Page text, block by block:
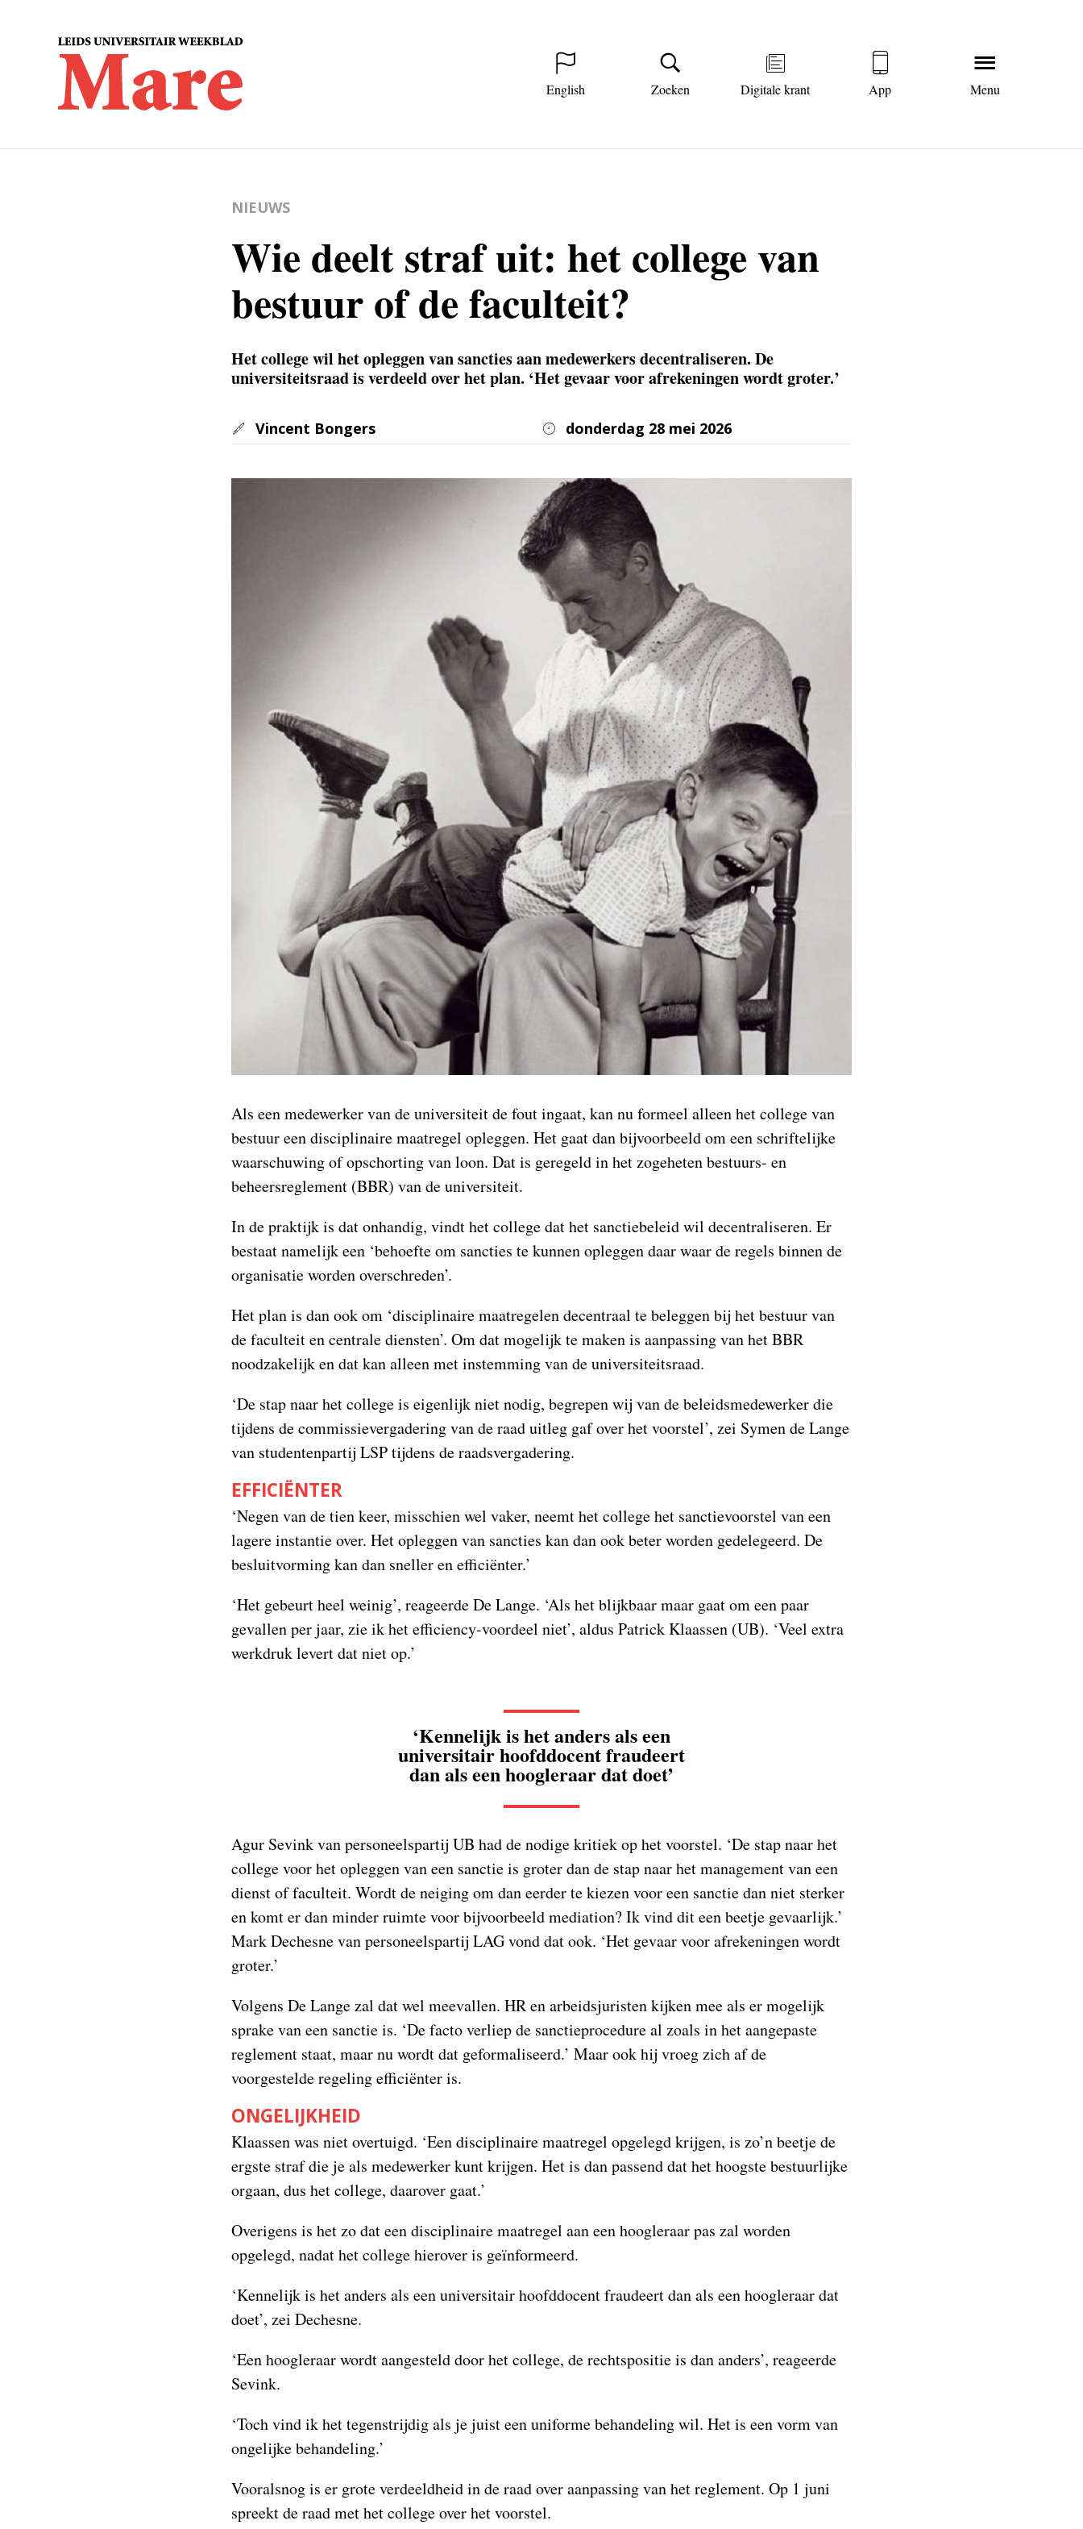
English Zoeken Digitale krant App Menu
NIEUWS
Wie deelt straf uit: het college van
bestuur of de faculteit?
Het college wil het opleggen van sancties aan medewerkers decentraliseren. De
universiteitsraad is verdeeld over het plan. ‘Het gevaar voor afrekeningen wordt groter.’
Vincent Bongers donderdag 28 mei 2026
Als een medewerker van de universiteit de fout ingaat, kan nu formeel alleen het college van
bestuur een disciplinaire maatregel opleggen. Het gaat dan bijvoorbeeld om een schriftelijke
waarschuwing of opschorting van loon. Dat is geregeld in het zogeheten bestuurs- en
beheersreglement (BBR) van de universiteit.
In de praktijk is dat onhandig, vindt het college dat het sanctiebeleid wil decentraliseren. Er
bestaat namelijk een ‘behoefte om sancties te kunnen opleggen daar waar de regels binnen de
organisatie worden overschreden’.
Het plan is dan ook om ‘disciplinaire maatregelen decentraal te beleggen bij het bestuur van
de faculteit en centrale diensten’. Om dat mogelijk te maken is aanpassing van het BBR
noodzakelijk en dat kan alleen met instemming van de universiteitsraad.
‘De stap naar het college is eigenlijk niet nodig, begrepen wij van de beleidsmedewerker die
tijdens de commissievergadering van de raad uitleg gaf over het voorstel’, zei Symen de Lange
van studentenpartij LSP tijdens de raadsvergadering.
EFFICIËNTER
‘Negen van de tien keer, misschien wel vaker, neemt het college het sanctievoorstel van een
lagere instantie over. Het opleggen van sancties kan dan ook beter worden gedelegeerd. De
besluitvorming kan dan sneller en efficiënter.’
‘Het gebeurt heel weinig’, reageerde De Lange. ‘Als het blijkbaar maar gaat om een paar
gevallen per jaar, zie ik het efficiency-voordeel niet’, aldus Patrick Klaassen (UB). ‘Veel extra
werkdruk levert dat niet op.’
‘Kennelijk is het anders als een
universitair hoofddocent fraudeert
dan als een hoogleraar dat doet’
Agur Sevink van personeelspartij UB had de nodige kritiek op het voorstel. ‘De stap naar het
college voor het opleggen van een sanctie is groter dan de stap naar het management van een
dienst of faculteit. Wordt de neiging om dan eerder te kiezen voor een sanctie dan niet sterker
en komt er dan minder ruimte voor bijvoorbeeld mediation? Ik vind dit een beetje gevaarlijk.’
Mark Dechesne van personeelspartij LAG vond dat ook. ‘Het gevaar voor afrekeningen wordt
groter.’
Volgens De Lange zal dat wel meevallen. HR en arbeidsjuristen kijken mee als er mogelijk
sprake van een sanctie is. ‘De facto verliep de sanctieprocedure al zoals in het aangepaste
reglement staat, maar nu wordt dat geformaliseerd.’ Maar ook hij vroeg zich af de
voorgestelde regeling efficiënter is.
ONGELIJKHEID
Klaassen was niet overtuigd. ‘Een disciplinaire maatregel opgelegd krijgen, is zo’n beetje de
ergste straf die je als medewerker kunt krijgen. Het is dan passend dat het hoogste bestuurlijke
orgaan, dus het college, daarover gaat.’
Overigens is het zo dat een disciplinaire maatregel aan een hoogleraar pas zal worden
opgelegd, nadat het college hierover is geïnformeerd.
‘Kennelijk is het anders als een universitair hoofddocent fraudeert dan als een hoogleraar dat
doet’, zei Dechesne.
‘Een hoogleraar wordt aangesteld door het college, de rechtspositie is dan anders’, reageerde
Sevink.
‘Toch vind ik het tegenstrijdig als je juist een uniforme behandeling wil. Het is een vorm van
ongelijke behandeling.’
Vooralsnog is er grote verdeeldheid in de raad over aanpassing van het reglement. Op 1 juni
spreekt de raad met het college over het voorstel.